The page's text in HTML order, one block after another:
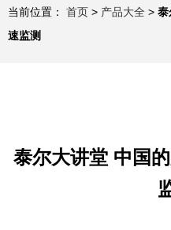
当前位置： 首页 > 产品大全 > 泰
速监测
泰尔大讲堂 中国